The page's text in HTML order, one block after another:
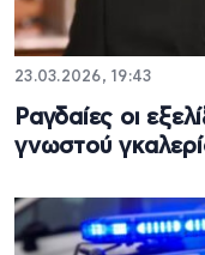
23.03.2026, 19:43
Ραγδαίες οι
γνωστού